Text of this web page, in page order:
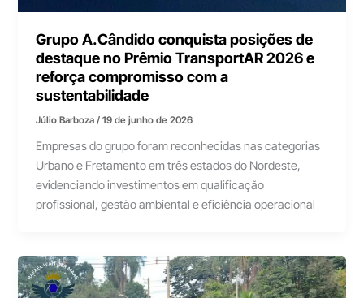
Grupo A.Cândido conquista posições de
destaque no Prêmio TransportAR 2026 e
reforça compromisso com a
sustentabilidade
Júlio Barboza/19 de junho de 2026
Empresas do grupo foram reconhecidas nas categorias
Urbano e Fretamento em três estados do Nordeste,
evidenciando investimentos em qualificação
profissional, gestão ambiental e eficiência operacional